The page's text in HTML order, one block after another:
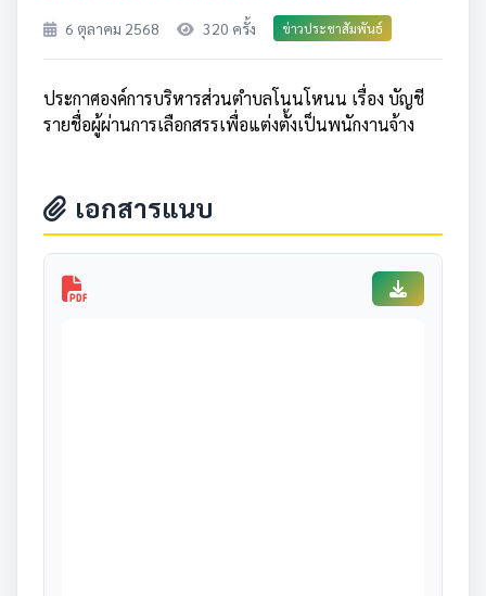
6 ตุลาคม 2568 320 ครั้ง ข่าวประชาสัมพันธ์
ประกาศองค์การบริหารส่วนตำบลโนนโหนน เรื่อง บัญชี
รายชื่อผู้ผ่านการเลือกสรรเพื่อแต่งตั้งเป็นพนักงานจ้าง
เอกสารแนบ